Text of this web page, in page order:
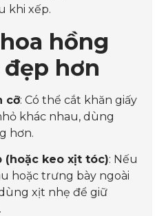
khi xếp.
hồng
hơn
cỡ: Có thể cắt khăn giấy
khác nhau, dùng
hơn.
(hoặc keo xịt tóc): Nếu
hoặc trưng bày ngoài
xịt nhẹ để giữ